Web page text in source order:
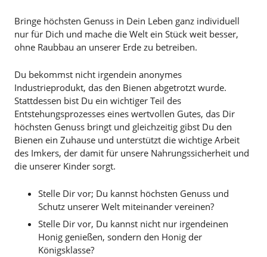
Bringe höchsten Genuss in Dein Leben ganz individuell
nur für Dich und mache die Welt ein Stück weit besser,
ohne Raubbau an unserer Erde zu betreiben.
Du bekommst nicht irgendein anonymes
Industrieprodukt, das den Bienen abgetrotzt wurde.
Stattdessen bist Du ein wichtiger Teil des
Entstehungsprozesses eines wertvollen Gutes, das Dir
höchsten Genuss bringt und gleichzeitig gibst Du den
Bienen ein Zuhause und unterstützt die wichtige Arbeit
des Imkers, der damit für unsere Nahrungssicherheit und
die unserer Kinder sorgt.
Stelle Dir vor; Du kannst höchsten Genuss und
Schutz unserer Welt miteinander vereinen?
Stelle Dir vor, Du kannst nicht nur irgendeinen
Honig genießen, sondern den Honig der
Königsklasse?